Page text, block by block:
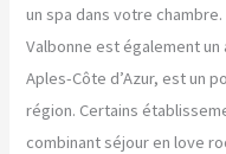
un spa dans votre chambre.
Valbonne est également
Aples-Côte d’Azur, est un
région. Certains
combinant séjour en love